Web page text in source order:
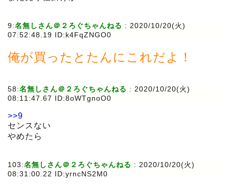
9:名無しさん＠２ろぐちゃんねる : 2020/10/20(火)
07:52:48.19 ID:k4FqZNGO0
俺が買ったとたんにこれだよ！
58:名無しさん＠２ろぐちゃんねる : 2020/10/20(火)
08:11:47.67 ID:8oWTgnoO0
>>9
センスない
やめたら
103:名無しさん＠２ろぐちゃんねる : 2020/10/20(火)
08:31:00.22 ID:yrncNS2M0